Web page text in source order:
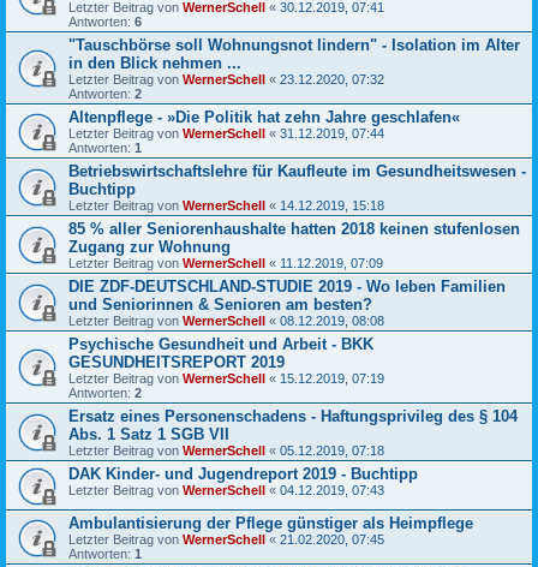
Letzter Beitrag von WernerSchell « 30.12.2019, 07:41
Antworten: 6
"Tauschbörse soll Wohnungsnot lindern" - Isolation im Alter
in den Blick nehmen ...
Letzter Beitrag von WernerSchell « 23.12.2020, 07:32
Antworten: 2
Altenpflege - »Die Politik hat zehn Jahre geschlafen«
Letzter Beitrag von WernerSchell « 31.12.2019, 07:44
Antworten: 1
Betriebswirtschaftslehre für Kaufleute im Gesundheitswesen -
Buchtipp
Letzter Beitrag von WernerSchell « 14.12.2019, 15:18
85 % aller Seniorenhaushalte hatten 2018 keinen stufenlosen
Zugang zur Wohnung
Letzter Beitrag von WernerSchell « 11.12.2019, 07:09
DIE ZDF-DEUTSCHLAND-STUDIE 2019 - Wo leben Familien
und Seniorinnen & Senioren am besten?
Letzter Beitrag von WernerSchell « 08.12.2019, 08:08
Psychische Gesundheit und Arbeit - BKK
GESUNDHEITSREPORT 2019
Letzter Beitrag von WernerSchell « 15.12.2019, 07:19
Antworten: 2
Ersatz eines Personenschadens - Haftungsprivileg des § 104
Abs. 1 Satz 1 SGB VII
Letzter Beitrag von WernerSchell « 05.12.2019, 07:18
DAK Kinder- und Jugendreport 2019 - Buchtipp
Letzter Beitrag von WernerSchell « 04.12.2019, 07:43
Ambulantisierung der Pflege günstiger als Heimpflege
Letzter Beitrag von WernerSchell « 21.02.2020, 07:45
Antworten: 1